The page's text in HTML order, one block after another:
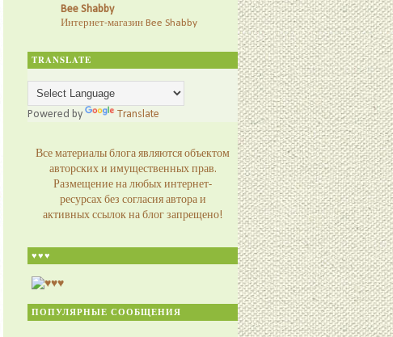
Bee Shabby
Интернет-магазин Bee Shabby
TRANSLATE
Powered by Translate
Все материалы блога являются объектом
авторских и имущественных прав.
Размещение на любых интернет-
ресурсах без согласия автора и
активных ссылок на блог запрещено!
♥♥♥
ПОПУЛЯРНЫЕ СООБЩЕНИЯ